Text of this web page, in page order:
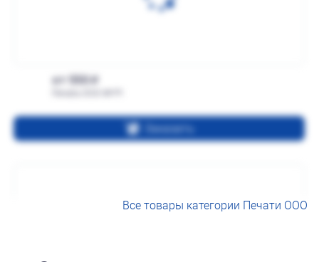
от 550
Заказать
Все товары категории Печати ООО